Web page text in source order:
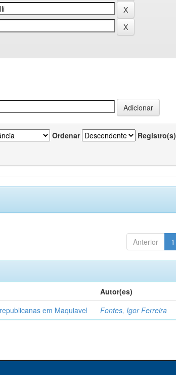
Ordenar Registro(s)
Anterior 1
Autor(es)
em Maquiavel Fontes, Igor Ferreira